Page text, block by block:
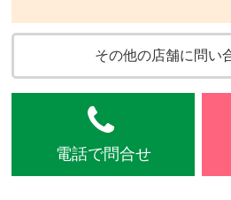
その他の店舗に問い
電話で問合せ